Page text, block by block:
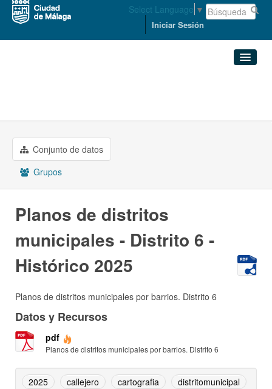
Select Language ▼
Iniciar Sesión
Grupos
Acerca de
Conjunto de datos
Grupos
Planos de distritos
municipales - Distrito 6 -
Histórico 2025
Planos de distritos municipales por barrios. Distrito 6
Datos y Recursos
pdf
Planos de distritos municipales por barrios. Distrito 6
2025 callejero cartografia
distritomunicipal